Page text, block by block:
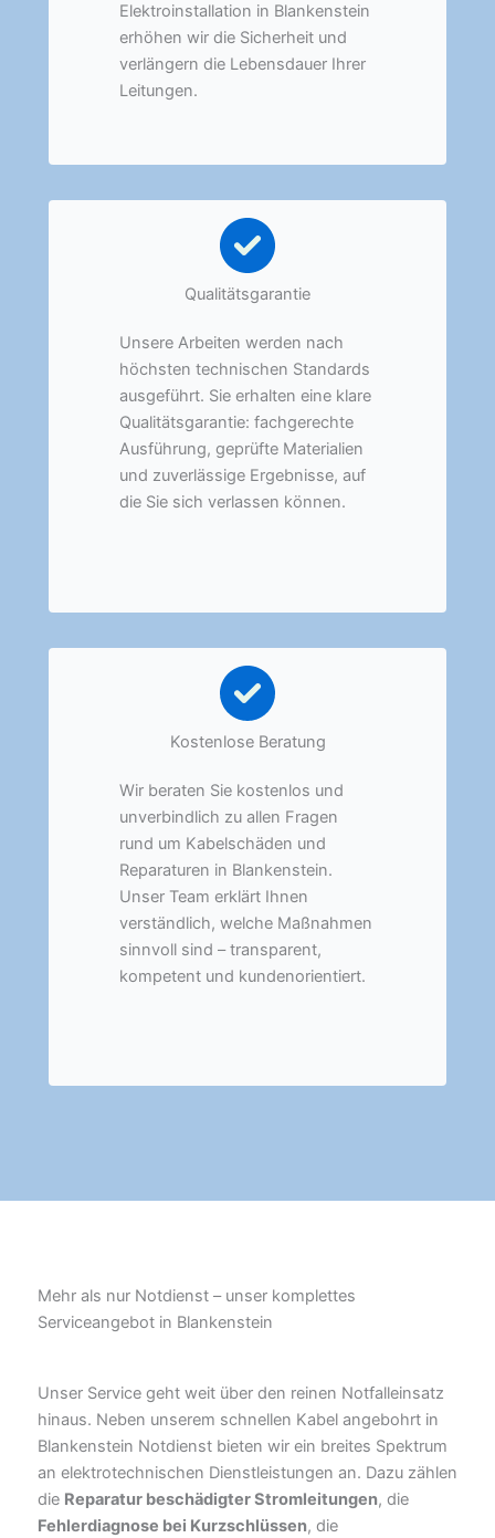
Elektroinstallation in Blankenstein
erhöhen wir die Sicherheit und
verlängern die Lebensdauer Ihrer
Leitungen.
Qualitätsgarantie
Unsere Arbeiten werden nach
höchsten technischen Standards
ausgeführt. Sie erhalten eine klare
Qualitätsgarantie: fachgerechte
Ausführung, geprüfte Materialien
und zuverlässige Ergebnisse, auf
die Sie sich verlassen können.
Kostenlose Beratung
Wir beraten Sie kostenlos und
unverbindlich zu allen Fragen
rund um Kabelschäden und
Reparaturen in Blankenstein.
Unser Team erklärt Ihnen
verständlich, welche Maßnahmen
sinnvoll sind – transparent,
kompetent und kundenorientiert.
Mehr als nur Notdienst – unser komplettes
Serviceangebot in Blankenstein
Unser Service geht weit über den reinen Notfalleinsatz
hinaus. Neben unserem schnellen Kabel angebohrt in
Blankenstein Notdienst bieten wir ein breites Spektrum
an elektrotechnischen Dienstleistungen an. Dazu zählen
die Reparatur beschädigter Stromleitungen, die
Fehlerdiagnose bei Kurzschlüssen, die